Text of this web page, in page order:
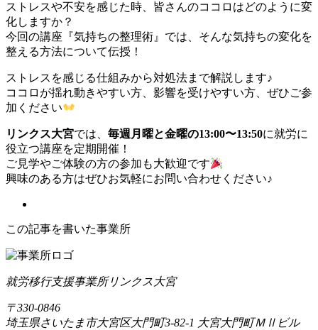
ストレスや不安を感じた時、皆さんのココロはどのように変
化しますか？
今回の講座『気持ちの整理術』では、そんな気持ちの変化を
整える方法について伝授！
ストレスを感じる仕組みから対処法まで解説します♪
ココロが揺れ動きやすい方、影響を受けやすい方、ぜひご参
加ください
リンクス大宮では、 毎週月曜と金曜の13:00〜13:50に就労に
役立つ講座を定期開催！
ご見学やご体験の方の参加も大歓迎です
興味のある方はぜひお気軽にお問い合わせください♪
この記事を書いた事業所
就労移行支援事業所リンクス大宮
〒330-0846
埼玉県さいたま市大宮区大門町3-82-1 大宮大門町ＭⅡビル